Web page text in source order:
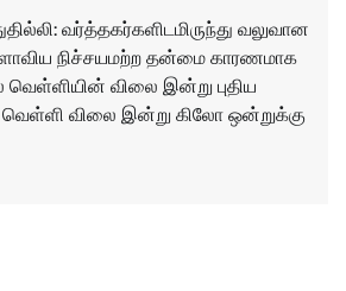
வர்த்தகர்களிடமிருந்து வலுவான
நிச்சயமற்ற தன்மை காரணமாக
வெள்ளியின் விலை இன்று புதிய
வெள்ளி விலை இன்று கிலோ ஒன்றுக்கு